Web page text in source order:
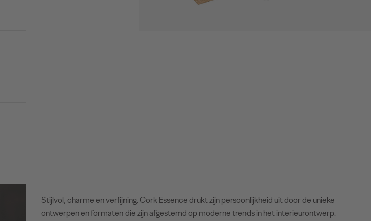
Stijlvol, charme en verfijning. Cork Essence drukt zijn persoonlijkheid uit door de unieke
ontwerpen en formaten die zijn afgestemd op moderne trends in het interieurontwerp.